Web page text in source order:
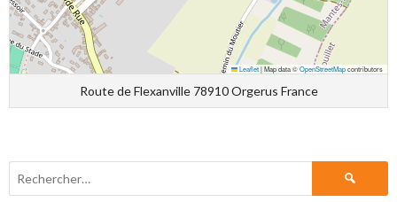
Leaflet|Map data ©OpenStreetMapcontributors
Route de Flexanville 78910 Orgerus France
Rechercher :